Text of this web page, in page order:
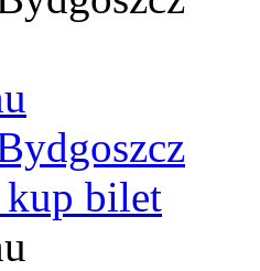
kup bilet